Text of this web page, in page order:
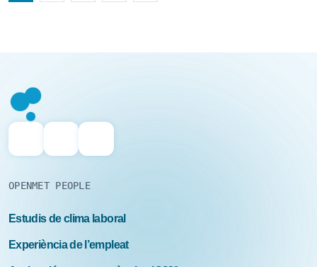
OPENMET PEOPLE
Estudis de clima laboral
Experiència de l’empleat